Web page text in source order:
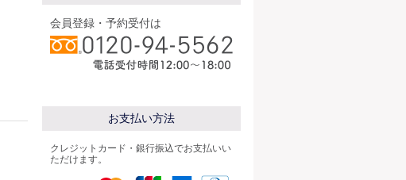
会員登録・予約受付は
お支払い方法
クレジットカード・銀行振込でお支払いい
ただけます。